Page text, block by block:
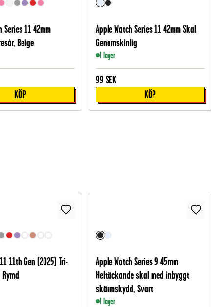
Series 11 42mm
Beige
KÖP
Apple Watch Series 11 42mm Skal,
Genomskinlig
I lager
99 SEK
KÖP
11th Gen (2025) Tri-
Apple Watch Series 9 45mm
Heltäckande skal med inbyggt
skärmskydd, Svart
I lager